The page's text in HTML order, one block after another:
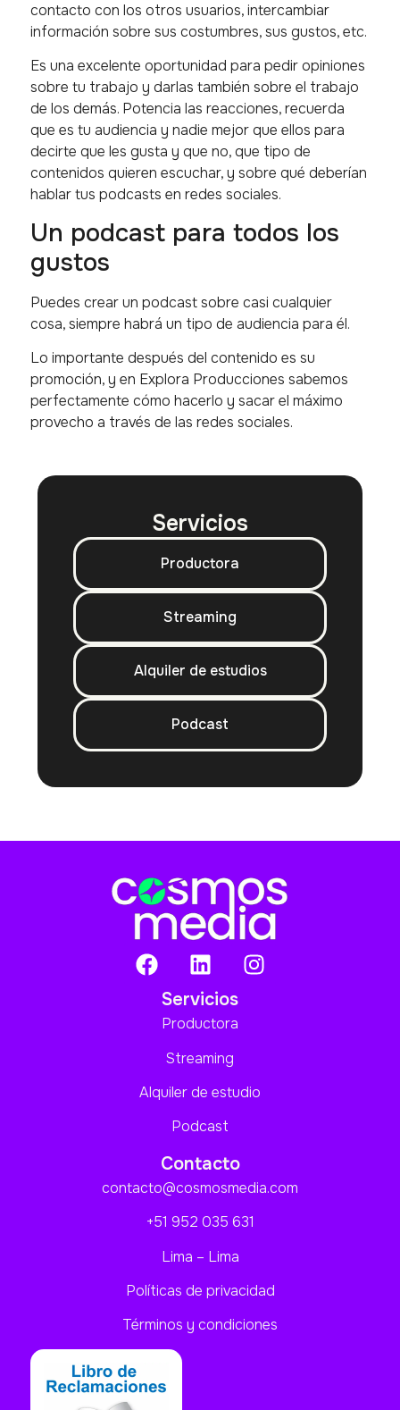
contacto con los otros usuarios, intercambiar
información sobre sus costumbres, sus gustos, etc.
Es una excelente oportunidad para pedir opiniones
sobre tu trabajo y darlas también sobre el trabajo
de los demás. Potencia las reacciones, recuerda
que es tu audiencia y nadie mejor que ellos para
decirte que les gusta y que no, que tipo de
contenidos quieren escuchar, y sobre qué deberían
hablar tus podcasts en redes sociales.
Un podcast para todos los
gustos
Puedes crear un podcast sobre casi cualquier
cosa, siempre habrá un tipo de audiencia para él.
Lo importante después del contenido es su
promoción, y en Explora Producciones sabemos
perfectamente cómo hacerlo y sacar el máximo
provecho a través de las redes sociales.
Servicios
Productora
Streaming
Alquiler de estudios
Podcast
Servicios
Productora
Streaming
Alquiler de estudio
Podcast
Contacto
contacto@cosmosmedia.com
+51 952 035 631
Lima – Lima
Políticas de privacidad
Términos y condiciones